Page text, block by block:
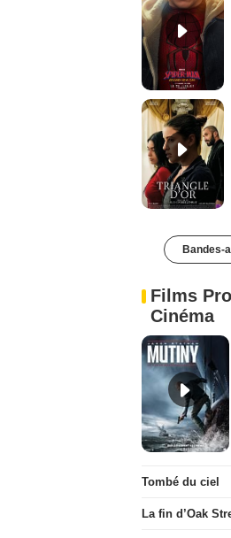
Bandes-
Films
Cinéma
Tombé du ciel
La fin d’Oak